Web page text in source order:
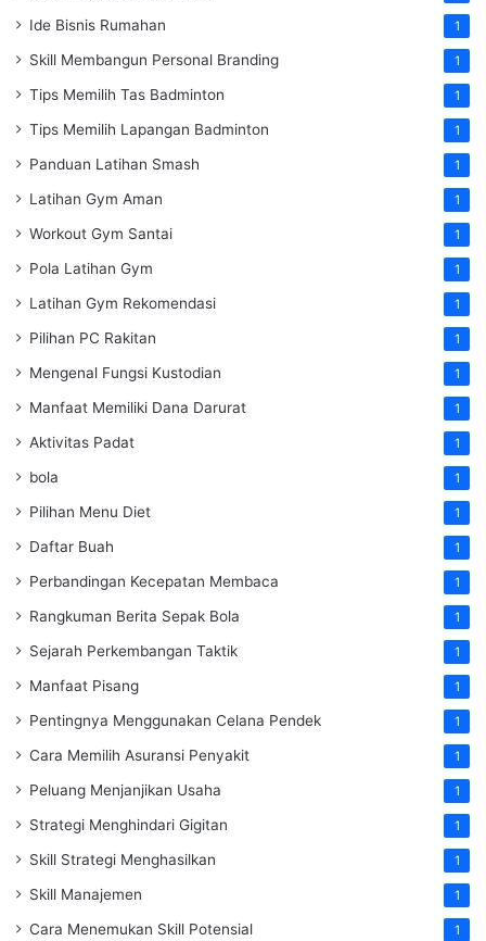
Ide Bisnis Rumahan 1
Skill Membangun Personal Branding 1
Tips Memilih Tas Badminton 1
Tips Memilih Lapangan Badminton 1
Panduan Latihan Smash 1
Latihan Gym Aman 1
Workout Gym Santai 1
Pola Latihan Gym 1
Latihan Gym Rekomendasi 1
Pilihan PC Rakitan 1
Mengenal Fungsi Kustodian 1
Manfaat Memiliki Dana Darurat 1
Aktivitas Padat 1
bola 1
Pilihan Menu Diet 1
Daftar Buah 1
Perbandingan Kecepatan Membaca 1
Rangkuman Berita Sepak Bola 1
Sejarah Perkembangan Taktik 1
Manfaat Pisang 1
Pentingnya Menggunakan Celana Pendek 1
Cara Memilih Asuransi Penyakit 1
Peluang Menjanjikan Usaha 1
Strategi Menghindari Gigitan 1
Skill Strategi Menghasilkan 1
Skill Manajemen 1
Cara Menemukan Skill Potensial 1